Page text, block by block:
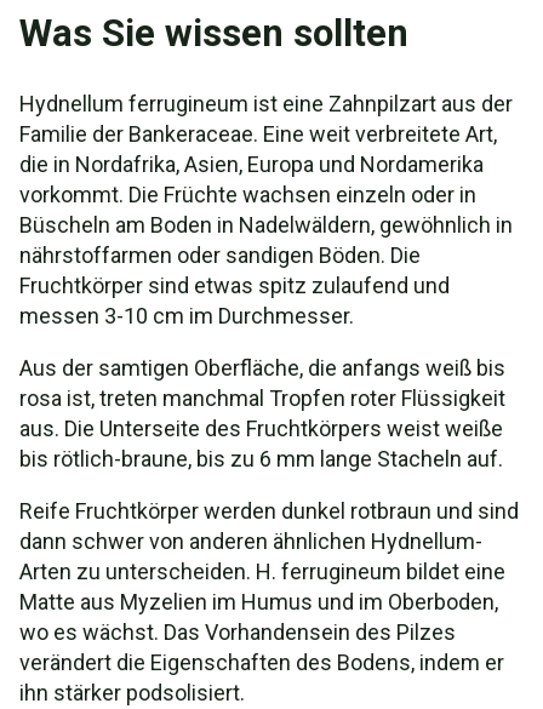
Was Sie wissen sollten
Hydnellum ferrugineum ist eine Zahnpilzart aus der
Familie der Bankeraceae. Eine weit verbreitete Art,
die in Nordafrika, Asien, Europa und Nordamerika
vorkommt. Die Früchte wachsen einzeln oder in
Büscheln am Boden in Nadelwäldern, gewöhnlich in
nährstoffarmen oder sandigen Böden. Die
Fruchtkörper sind etwas spitz zulaufend und
messen 3-10 cm im Durchmesser.
Aus der samtigen Oberfläche, die anfangs weiß bis
rosa ist, treten manchmal Tropfen roter Flüssigkeit
aus. Die Unterseite des Fruchtkörpers weist weiße
bis rötlich-braune, bis zu 6 mm lange Stacheln auf.
Reife Fruchtkörper werden dunkel rotbraun und sind
dann schwer von anderen ähnlichen Hydnellum-
Arten zu unterscheiden. H. ferrugineum bildet eine
Matte aus Myzelien im Humus und im Oberboden,
wo es wächst. Das Vorhandensein des Pilzes
verändert die Eigenschaften des Bodens, indem er
ihn stärker podsolisiert.